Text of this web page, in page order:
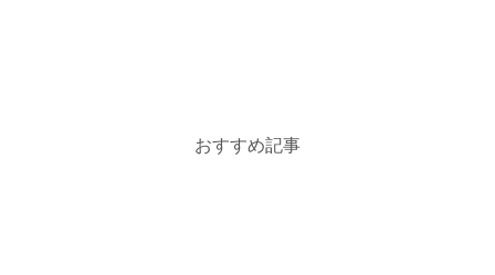
おすすめ記事